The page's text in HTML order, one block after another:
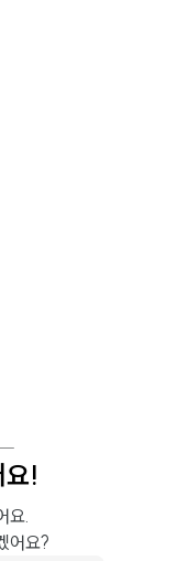
요!
요.
어요?